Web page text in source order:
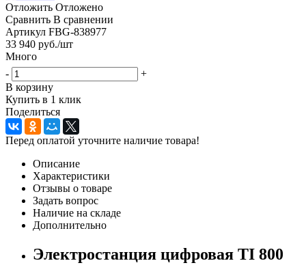
Отложить Отложено
Сравнить В сравнении
Артикул FBG-838977
33 940 руб./шт
Много
-
+
В корзину
Купить в 1 клик
Поделиться
Перед оплатой уточните наличие товара!
Описание
Характеристики
Отзывы о товаре
Задать вопрос
Наличие на складе
Дополнительно
Электростанция цифровая TI 800